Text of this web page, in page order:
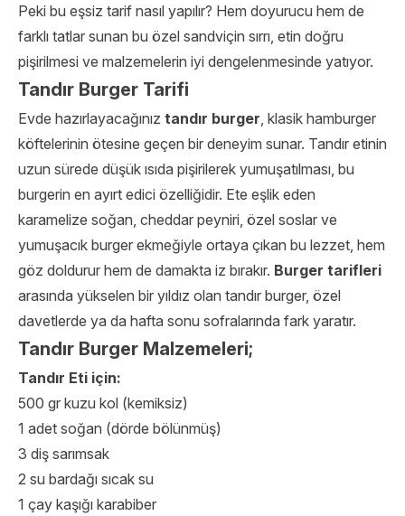
Peki bu eşsiz tarif nasıl yapılır? Hem doyurucu hem de
farklı tatlar sunan bu özel sandviçin sırrı, etin doğru
pişirilmesi ve malzemelerin iyi dengelenmesinde yatıyor.
Tandır Burger Tarifi
Evde hazırlayacağınız tandır burger, klasik hamburger
köftelerinin ötesine geçen bir deneyim sunar. Tandır etinin
uzun sürede düşük ısıda pişirilerek yumuşatılması, bu
burgerin en ayırt edici özelliğidir. Ete eşlik eden
karamelize soğan, cheddar peyniri, özel soslar ve
yumuşacık burger ekmeğiyle ortaya çıkan bu lezzet, hem
göz doldurur hem de damakta iz bırakır. Burger tarifleri
arasında yükselen bir yıldız olan tandır burger, özel
davetlerde ya da hafta sonu sofralarında fark yaratır.
Tandır Burger Malzemeleri;
Tandır Eti için:
500 gr kuzu kol (kemiksiz)
1 adet soğan (dörde bölünmüş)
3 diş sarımsak
2 su bardağı sıcak su
1 çay kaşığı karabiber